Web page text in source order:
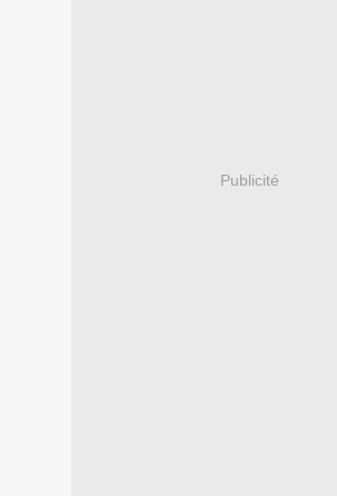
Publicité